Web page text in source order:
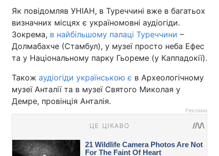
Як повідомляв УНІАН, в Туреччині вже в багатьох
визначних місцях є україномовні аудіогіди.
Зокрема, в найбільшому палаці Туреччини –
Долмабахче (Стамбул), у музеї просто неба Ефес
та у Національному парку Гьореме (у Каппадокії).
Також аудіогіди українською є в Археологічному
музеї Анталії та в музеї Святого Миколая у
Демре, провінція Анталія.
Реклама